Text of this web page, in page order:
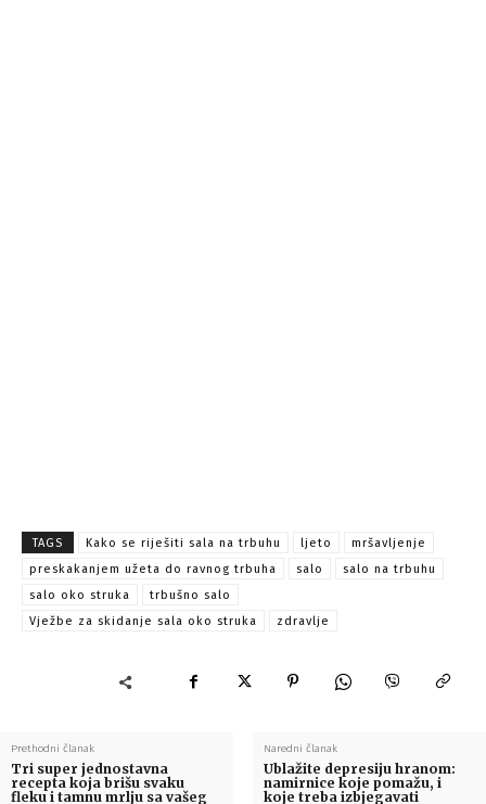
TAGS Kako se riješiti sala na trbuhu ljeto
mršavljenje
preskakanjem užeta do ravnog trbuha
salo
salo na trbuhu
salo oko struka
trbušno salo
Vježbe za skidanje sala oko struka
zdravlje
Prethodni članak
Tri super jednostavna
recepta koja brišu svaku
fleku i tamnu mrlju sa vašeg
Naredni članak
Ublažite depresiju hranom:
namirnice koje pomažu, i
koje treba izbjegavati